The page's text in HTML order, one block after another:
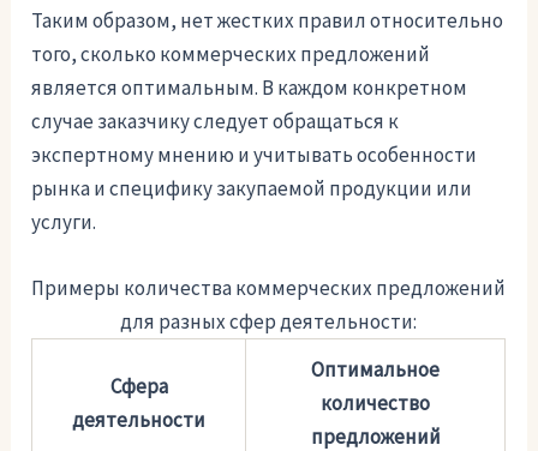
Таким образом, нет жестких правил относительно
того, сколько коммерческих предложений
является оптимальным. В каждом конкретном
случае заказчику следует обращаться к
экспертному мнению и учитывать особенности
рынка и специфику закупаемой продукции или
услуги.
Примеры количества коммерческих предложений
для разных сфер деятельности:
Сфера
деятельности
Оптимальное
количество
предложений